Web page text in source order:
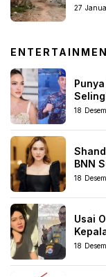
27
18
BNN
18
Usai
18